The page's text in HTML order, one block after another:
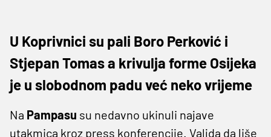
U Koprivnici su pali Boro Perković i
Stjepan Tomas a krivulja forme Osijeka
je u slobodnom padu već neko vrijeme
Na Pampasu su nedavno ukinuli najave
utakmica kroz press konferencije. Valjda da liše